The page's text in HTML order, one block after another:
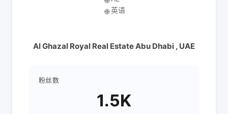
🌐 英语
Al Ghazal Royal Real Estate Abu Dhabi , UAE
粉丝数
1.5K